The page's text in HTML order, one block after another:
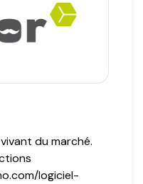
du marché.
logiciel-